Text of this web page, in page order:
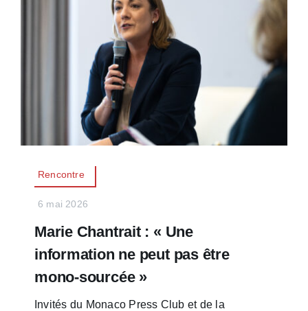
Rencontre
6 mai 2026
Marie Chantrait : « Une
information ne peut pas être
mono-sourcée »
Invités du Monaco Press Club et de la